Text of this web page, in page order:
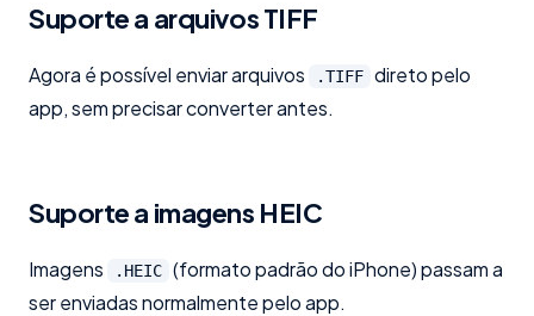
Suporte a arquivos TIFF
Agora é possível enviar arquivos .TIFF direto pelo
app, sem precisar converter antes.
Suporte a imagens HEIC
Imagens .HEIC (formato padrão do iPhone) passam a
ser enviadas normalmente pelo app.